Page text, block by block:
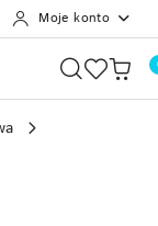
Moje konto